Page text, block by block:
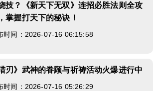
技？《新天下无双》连招必胜法则全攻
掌握打天下的秘诀！
时间：2026-07-16 06:15:58
猎刃》武神的眷顾与祈祷活动火爆进行中
时间：2026-07-16 05:26:29